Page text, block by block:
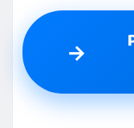
→